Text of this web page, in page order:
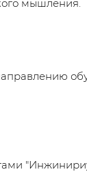
мышления.